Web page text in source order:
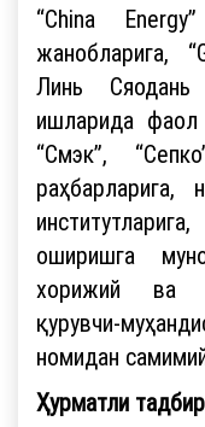
“China
жанобларига,
Линь Сяодань
ишларида фаол
“Смэк”,
раҳбарларига,
оширишга
хорижий ва
қурувчи-
номидан
Ҳурматли